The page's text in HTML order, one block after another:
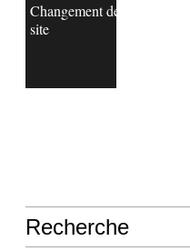
Changement de
site
Recherche